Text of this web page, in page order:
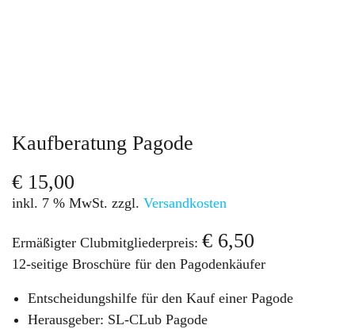
Kaufberatung Pagode
€ 15,00
inkl. 7 % MwSt. zzgl. Versandkosten
Ermäßigter Clubmitgliederpreis: € 6,50
12-seitige Broschüre für den Pagodenkäufer
Entscheidungshilfe für den Kauf einer Pagode
Herausgeber: SL-CLub Pagode